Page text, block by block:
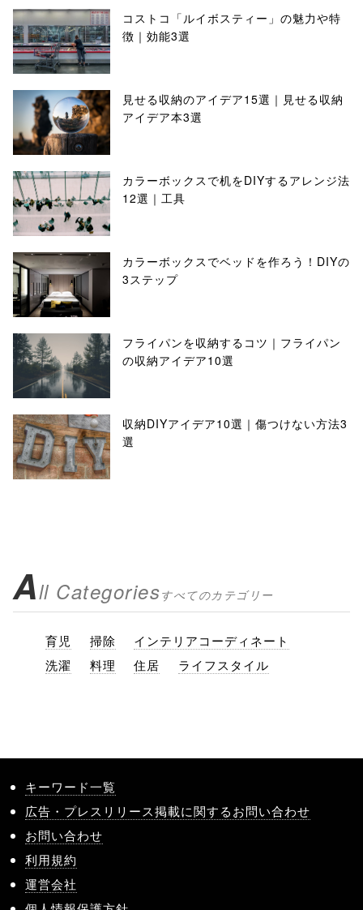
コストコ「ルイボスティー」の魅力や特
徴｜効能3選
見せる収納のアイデア15選｜見せる収納
アイデア本3選
カラーボックスで机をDIYするアレンジ法
12選｜工具
カラーボックスでベッドを作ろう！DIYの
3ステップ
フライパンを収納するコツ｜フライパン
の収納アイデア10選
収納DIYアイデア10選｜傷つけない方法3
選
All Categoriesすべてのカテゴリー
育児 掃除
インテリアコーディネート
洗濯
料理 住居 ライフスタイル
キーワード一覧
広告・プレスリリース掲載に関するお問い合わせ
お問い合わせ
利用規約
運営会社